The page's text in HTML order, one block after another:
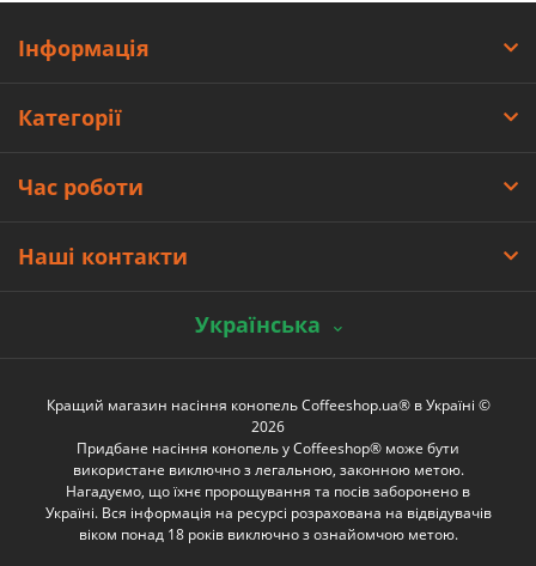
Інформація
Категорії
Час роботи
Наші контакти
Українська
Кращий магазин насіння конопель Coffeeshop.ua® в Україні ©
2026
Придбане насіння конопель у Coffeeshop® може бути
використане виключно з легальною, законною метою.
Нагадуємо, що їхнє пророщування та посів заборонено в
Україні. Вся інформація на ресурсі розрахована на відвідувачів
віком понад 18 років виключно з ознайомчою метою.